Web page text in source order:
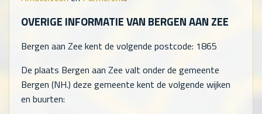
OVERIGE INFORMATIE VAN BERGEN AAN ZEE
Bergen aan Zee kent de volgende postcode: 1865
De plaats Bergen aan Zee valt onder de gemeente
Bergen (NH.) deze gemeente kent de volgende wijken
en buurten: